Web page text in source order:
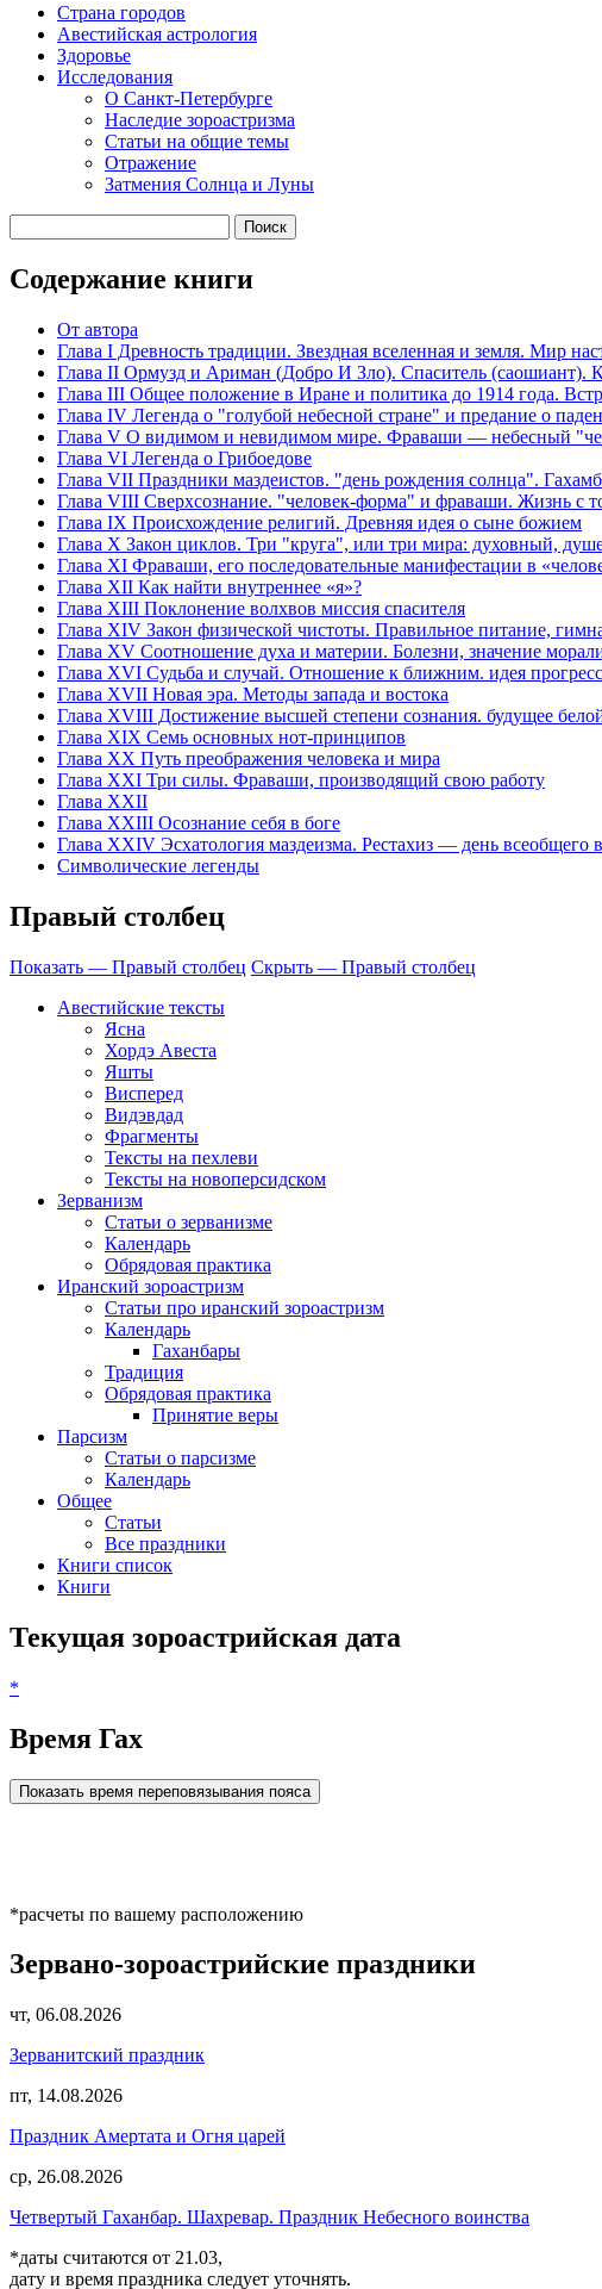
Страна городов
Авестийская астрология
Здоровье
Исследования
О Санкт-Петербурге
Наследие зороастризма
Cтатьи на общие темы
Отражение
Затмения Солнца и Луны
Содержание книги
От автора
Глава I Древность традиции. Звездная вселенная и земля. Мир
Глава II Ормузд и Ариман (Добро И Зло). Спаситель (саошиант).
Глава III Общее положение в Иране и политика до 1914 года.
Глава IV Легенда о "голубой небесной стране" и предание о
Глава V О видимом и невидимом мире. Фраваши — небесный
Глава VI Легенда о Грибоедове
Глава VII Праздники маздеистов. "день рождения солнца".
Глава VIII Сверхсознание. "человек-форма" и фраваши. Жизнь с
Глава IX Происхождение религий. Древняя идея о сыне божием
Глава Х Закон циклов. Три "круга", или три мира: духовный,
Глава XI Фраваши, его последовательные манифестации в
Глава ХII Как найти внутреннее «я»?
Глава XIII Поклонение волхвов миссия спасителя
Глава XIV Закон физической чистоты. Правильное питание,
Глава XV Соотношение духа и материи. Болезни, значение
Глава XVI Судьба и случай. Отношение к ближним. идея
Глава XVII Новая эра. Методы запада и востока
Глава XVIII Достижение высшей степени сознания. будущее
Глава XIX Семь основных нот-принципов
Глава XX Путь преображения человека и мира
Глава XXI Три силы. Фраваши, производящий свою работу
Глава XXII
Глава ХХIII Осознание себя в боге
Глава XXIV Эсхатология маздеизма. Рестахиз — день всеобщего
Символические легенды
Правый столбец
Показать — Правый столбец Скрыть — Правый столбец
Авестийские тексты
Ясна
Хордэ Авеста
Яшты
Висперед
Видэвдад
Фрагменты
Тексты на пехлеви
Тексты на новоперсидском
Зерванизм
Статьи о зерванизме
Календарь
Обрядовая практика
Иранский зороастризм
Статьи про иранский зороастризм
Календарь
Гаханбары
Традиция
Обрядовая практика
Принятие веры
Парсизм
Статьи о парсизме
Календарь
Общее
Статьи
Все праздники
Книги список
Книги
Текущая зороастрийская дата
*
Время Гах
Показать время переповязывания пояса
*расчеты по вашему расположению
Зервано-зороастрийские праздники
чт, 06.08.2026
Зерванитский праздник
пт, 14.08.2026
Праздник Амертата и Огня царей
ср, 26.08.2026
Четвертый Гаханбар. Шахревар. Праздник Небесного воинства
*даты считаются от 21.03,
дату и время праздника следует уточнять.